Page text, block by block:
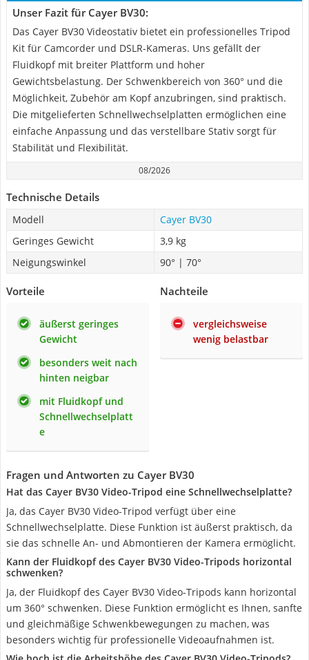
Unser Fazit für Cayer BV30:
Das Cayer BV30 Videostativ bietet ein professionelles Tripod
Kit für Camcorder und DSLR-Kameras. Uns gefällt der
Fluidkopf mit breiter Plattform und hoher
Gewichtsbelastung. Der Schwenkbereich von 360° und die
Möglichkeit, Zubehör am Kopf anzubringen, sind praktisch.
Die mitgelieferten Schnellwechselplatten ermöglichen eine
einfache Anpassung und das verstellbare Stativ sorgt für
Stabilität und Flexibilität.
08/2026
Technische Details
Modell
Cayer BV30
Geringes Gewicht
3,9 kg
Neigungswinkel
90° | 70°
Vorteile
äußerst geringes
Gewicht
besonders weit nach
hinten neigbar
mit Fluidkopf und
Schnellwechselplatt
e
Nachteile
vergleichsweise
wenig belastbar
Fragen und Antworten zu Cayer BV30
Hat das Cayer BV30 Video-Tripod eine Schnellwechselplatte?
Ja, das Cayer BV30 Video-Tripod verfügt über eine
Schnellwechselplatte. Diese Funktion ist äußerst praktisch, da
sie das schnelle An- und Abmontieren der Kamera ermöglicht.
Kann der Fluidkopf des Cayer BV30 Video-Tripods horizontal
schwenken?
Ja, der Fluidkopf des Cayer BV30 Video-Tripods kann horizontal
um 360° schwenken. Diese Funktion ermöglicht es Ihnen, sanfte
und gleichmäßige Schwenkbewegungen zu machen, was
besonders wichtig für professionelle Videoaufnahmen ist.